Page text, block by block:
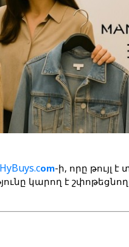
HyBuys.com-ի, որը թույլ
կարող է շփոթեցնող